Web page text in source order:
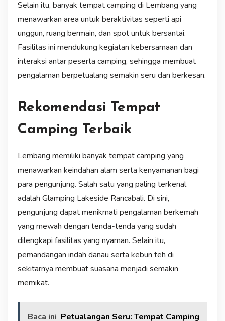
Selain itu, banyak tempat camping di Lembang yang
menawarkan area untuk beraktivitas seperti api
unggun, ruang bermain, dan spot untuk bersantai.
Fasilitas ini mendukung kegiatan kebersamaan dan
interaksi antar peserta camping, sehingga membuat
pengalaman berpetualang semakin seru dan berkesan.
Rekomendasi Tempat
Camping Terbaik
Lembang memiliki banyak tempat camping yang
menawarkan keindahan alam serta kenyamanan bagi
para pengunjung. Salah satu yang paling terkenal
adalah Glamping Lakeside Rancabali. Di sini,
pengunjung dapat menikmati pengalaman berkemah
yang mewah dengan tenda-tenda yang sudah
dilengkapi fasilitas yang nyaman. Selain itu,
pemandangan indah danau serta kebun teh di
sekitarnya membuat suasana menjadi semakin
memikat.
Baca ini Petualangan Seru: Tempat Camping